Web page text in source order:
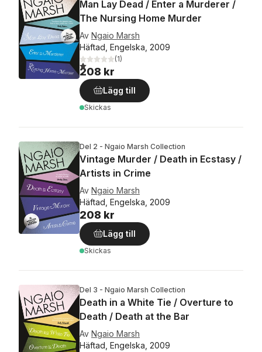
Man Lay Dead / Enter a Murderer /
The Nursing Home Murder
Av Ngaio Marsh
Häftad, Engelska, 2009
1,0utav 5 stjärnor. Totalt antal röster:
(1)
208 kr
Lägg till
Skickas
Del 2 - Ngaio Marsh Collection
Vintage Murder / Death in Ecstasy /
Artists in Crime
Av Ngaio Marsh
Häftad, Engelska, 2009
208 kr
Lägg till
Skickas
Del 3 - Ngaio Marsh Collection
Death in a White Tie / Overture to
Death / Death at the Bar
Av Ngaio Marsh
Häftad, Engelska, 2009